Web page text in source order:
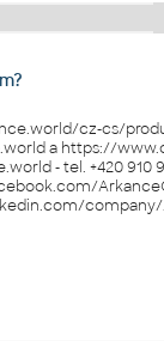
cz-cs/produkty/
a https://
tel. +420 910 970 111